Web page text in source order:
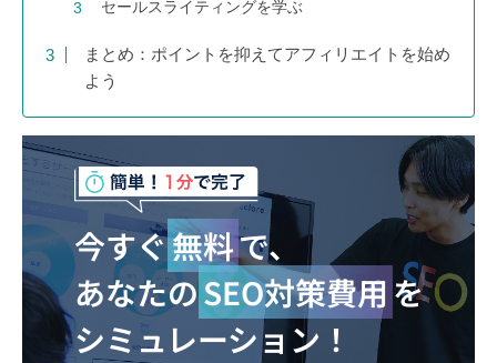
セールスライティングを学ぶ
まとめ：ポイントを抑えてアフィリエイトを始め
よう
今すぐ無料で、
あなたのSEO対策費用 を
シミュレーション！